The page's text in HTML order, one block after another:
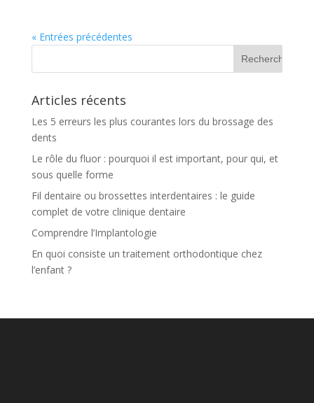
« Entrées précédentes
Articles récents
Les 5 erreurs les plus courantes lors du brossage des
dents
Le rôle du fluor : pourquoi il est important, pour qui, et
sous quelle forme
Fil dentaire ou brossettes interdentaires : le guide
complet de votre clinique dentaire
Comprendre l’Implantologie
En quoi consiste un traitement orthodontique chez
l’enfant ?